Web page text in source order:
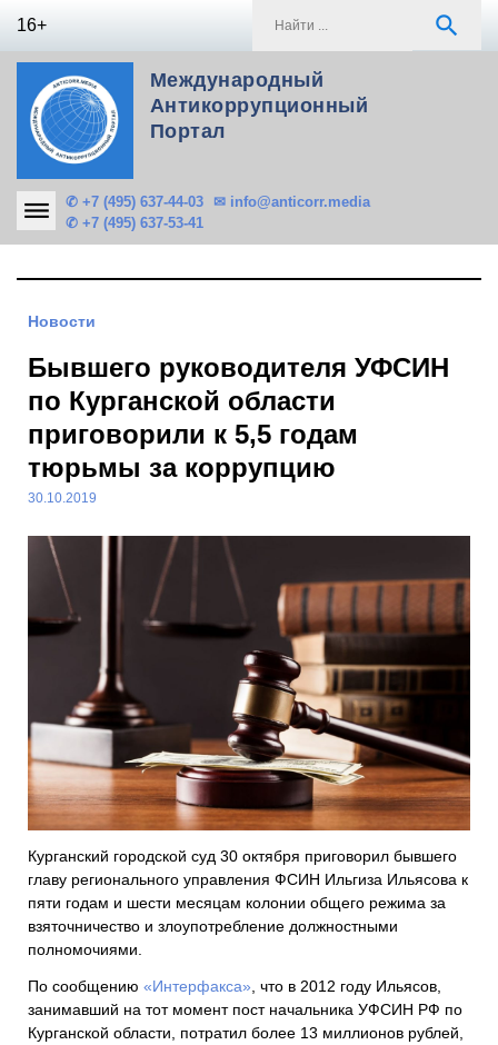
16+ search
Международный
Антикоррупционный
Портал
✆ +7 (495) 637-44-03
✆ +7 (495) 637-53-41
✉ info@anticorr.media
Новости
Бывшего руководителя УФСИН
по Курганской области
приговорили к 5,5 годам
тюрьмы за коррупцию
30.10.2019
Курганский городской суд 30 октября приговорил бывшего
главу регионального управления ФСИН Ильгиза Ильясова к
пяти годам и шести месяцам колонии общего режима за
взяточничество и злоупотребление должностными
полномочиями.
По сообщению «Интерфакса» , что в 2012 году Ильясов,
занимавший на тот момент пост начальника УФСИН РФ по
Курганской области, потратил более 13 миллионов рублей,